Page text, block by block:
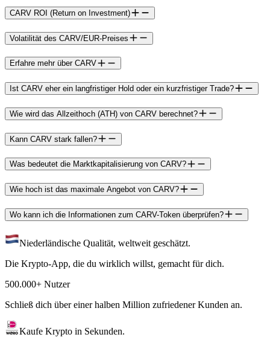
CARV ROI (Return on Investment)
Volatilität des CARV/EUR-Preises
Erfahre mehr über CARV
Ist CARV eher ein langfristiger Hold oder ein kurzfristiger Trade?
Wie wird das Allzeithoch (ATH) von CARV berechnet?
Kann CARV stark fallen?
Was bedeutet die Marktkapitalisierung von CARV?
Wie hoch ist das maximale Angebot von CARV?
Wo kann ich die Informationen zum CARV-Token überprüfen?
Niederländische Qualität, weltweit geschätzt.
Die Krypto-App, die du wirklich willst, gemacht für dich.
500.000+ Nutzer
Schließ dich über einer halben Million zufriedener Kunden an.
Kaufe Krypto in Sekunden.